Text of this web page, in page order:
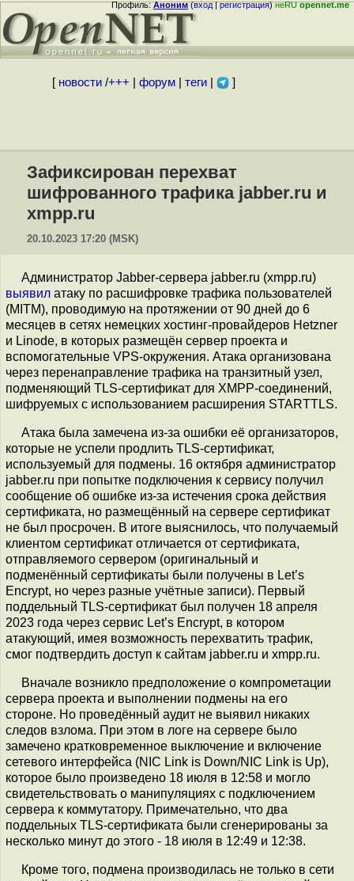
Профиль:Аноним(вход|регистрация)неRUopennet.me
[ новости/+++ форум| теги| ]
Зафиксирован перехват
шифрованного трафика jabber.ru и
xmpp.ru
20.10.2023 17:20 (MSK)
Администратор Jabber-сервера jabber.ru (xmpp.ru)
выявил атаку по расшифровке трафика пользователей
(MITM), проводимую на протяжении от 90 дней до 6
месяцев в сетях немецких хостинг-провайдеров Hetzner
и Linode, в которых размещён сервер проекта и
вспомогательные VPS-окружения. Атака организована
через перенаправление трафика на транзитный узел,
подменяющий TLS-сертификат для XMPP-соединений,
шифруемых с использованием расширения STARTTLS.
Атака была замечена из-за ошибки её организаторов,
которые не успели продлить TLS-сертификат,
используемый для подмены. 16 октября администратор
jabber.ru при попытке подключения к сервису получил
сообщение об ошибке из-за истечения срока действия
сертификата, но размещённый на сервере сертификат
не был просрочен. В итоге выяснилось, что получаемый
клиентом сертификат отличается от сертификата,
отправляемого сервером (оригинальный и
подменённый сертификаты были получены в Let’s
Encrypt, но через разные учётные записи). Первый
поддельный TLS-сертификат был получен 18 апреля
2023 года через сервис Let’s Encrypt, в котором
атакующий, имея возможность перехватить трафик,
смог подтвердить доступ к сайтам jabber.ru и xmpp.ru.
Вначале возникло предположение о компрометации
сервера проекта и выполнении подмены на его
стороне. Но проведённый аудит не выявил никаких
следов взлома. При этом в логе на сервере было
замечено кратковременное выключение и включение
сетевого интерфейса (NIC Link is Down/NIC Link is Up),
которое было произведено 18 июля в 12:58 и могло
свидетельствовать о манипуляциях с подключением
сервера к коммутатору. Примечательно, что два
поддельных TLS-сертификата были сгенерированы за
несколько минут до этого - 18 июля в 12:49 и 12:38.
Кроме того, подмена производилась не только в сети